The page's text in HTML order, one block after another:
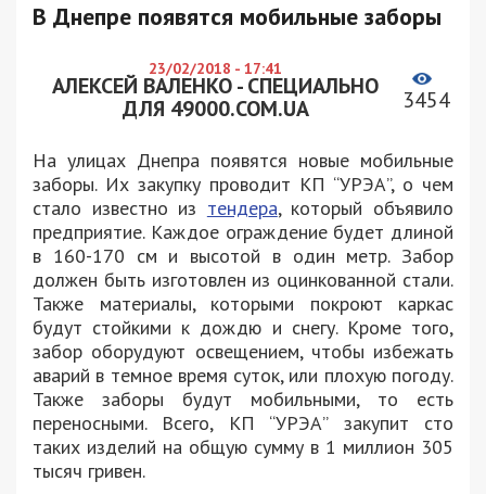
В Днепре появятся мобильные заборы
23/02/2018 - 17:41
АЛЕКСЕЙ ВАЛЕНКО - СПЕЦИАЛЬНО
ДЛЯ 49000.COM.UA
3454
На улицах Днепра появятся новые мобильные
заборы. Их закупку проводит КП “УРЭА”, о чем
стало известно из тендера, который объявило
предприятие. Каждое ограждение будет длиной
в 160-170 см и высотой в один метр. Забор
должен быть изготовлен из оцинкованной стали.
Также материалы, которыми покроют каркас
будут стойкими к дождю и снегу. Кроме того,
забор оборудуют освещением, чтобы избежать
аварий в темное время суток, или плохую погоду.
Также заборы будут мобильными, то есть
переносными. Всего, КП “УРЭА” закупит сто
таких изделий на общую сумму в 1 миллион 305
тысяч гривен.